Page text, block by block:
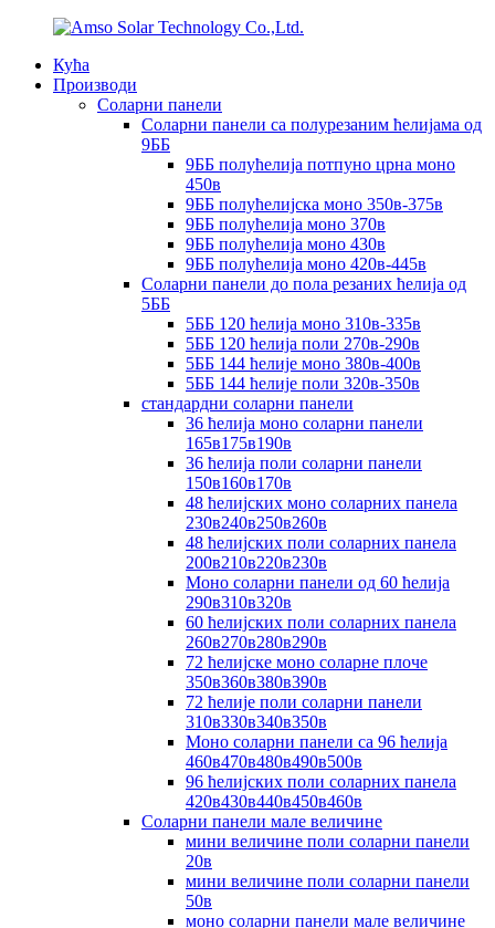
Кућа
Производи
Соларни панели
Соларни панели са полурезаним ћелијама од
9ББ
9ББ полућелија потпуно црна моно
450в
9ББ полућелијска моно 350в-375в
9ББ полућелија моно 370в
9ББ полућелија моно 430в
9ББ полућелија моно 420в-445в
Соларни панели до пола резаних ћелија од
5ББ
5ББ 120 ћелија моно 310в-335в
5ББ 120 ћелија поли 270в-290в
5ББ 144 ћелије моно 380в-400в
5ББ 144 ћелије поли 320в-350в
стандардни соларни панели
36 ћелија моно соларни панели
165в175в190в
36 ћелија поли соларни панели
150в160в170в
48 ћелијских моно соларних панела
230в240в250в260в
48 ћелијских поли соларних панела
200в210в220в230в
Моно соларни панели од 60 ћелија
290в310в320в
60 ћелијских поли соларних панела
260в270в280в290в
72 ћелијске моно соларне плоче
350в360в380в390в
72 ћелије поли соларни панели
310в330в340в350в
Моно соларни панели са 96 ћелија
460в470в480в490в500в
96 ћелијских поли соларних панела
420в430в440в450в460в
Соларни панели мале величине
мини величине поли соларни панели
20в
мини величине поли соларни панели
50в
моно соларни панели мале величине